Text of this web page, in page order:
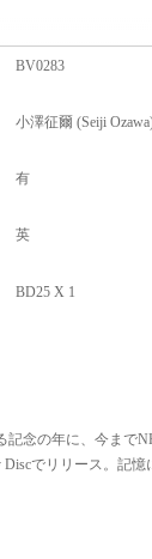
BV0283
小澤征爾 (Seiji
有
英
BD25 X 1
記念の年に、今まで
でリリース。記